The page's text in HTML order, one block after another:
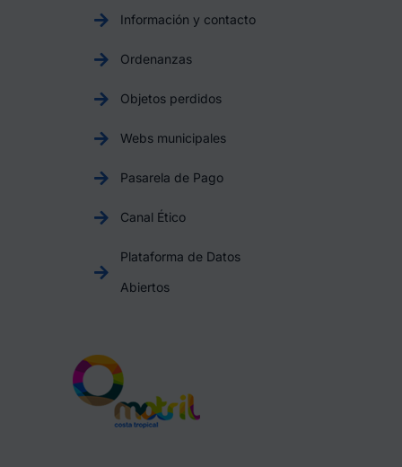
Información y contacto
Ordenanzas
Objetos perdidos
Webs municipales
Pasarela de Pago
Canal Ético
Plataforma de Datos
Abiertos